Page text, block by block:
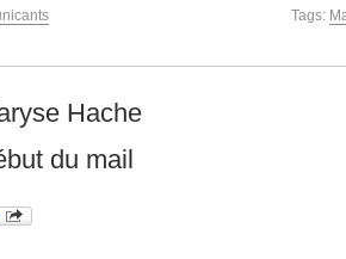
Tags:
Hache
du mail